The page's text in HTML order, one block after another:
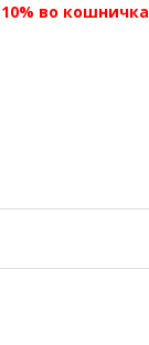
10% во кошничка